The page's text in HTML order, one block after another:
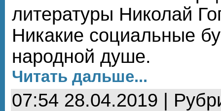
литературы Николай
Никакие социальные
народной душе.
Читать дальше...
07:54 28.04.2019 |